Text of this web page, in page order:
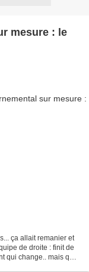
mesure : le
ça allait remanier et
de droite : finit de
qui change.. mais qui